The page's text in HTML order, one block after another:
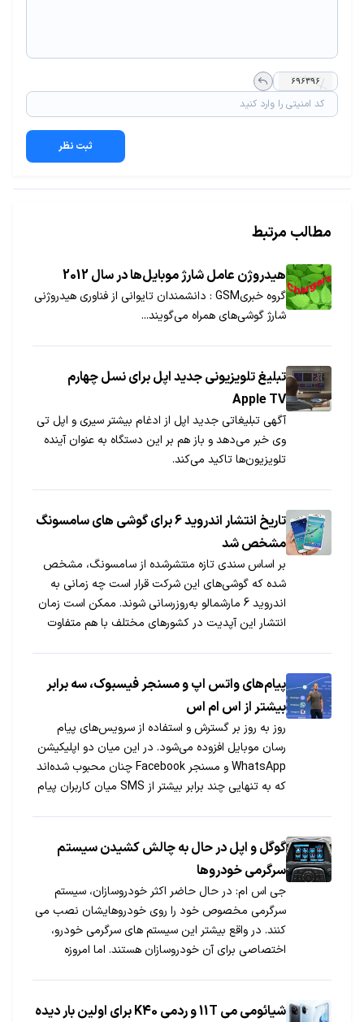
ثبت نظر
مطالب مرتبط
هیدروژن عامل شارژ موبا‌یل‌ها در سال 2012
گروه خبری‌GSM : دانشمندان تایوانی از فناوری هیدروژنی
شارژ گوشی‌های همراه می‌گویند...
تبلیغ تلویزیونی جدید اپل برای نسل چهارم
Apple TV
آگهی تبلیغاتی جدید اپل از ادغام بیشتر سیری و اپل تی
وی خبر می‌دهد و باز هم بر این دستگاه به عنوان آینده
تلویزیون‌ها تاکید می‌کند.
تاریخ انتشار اندروید 6 برای ‌گوشی های سامسونگ
مشخص شد
بر اساس سندی تازه منتشرشده از سامسونگ، مشخص
شده که گوشی‌های این شرکت قرار است چه زمانی به
اندروید 6 مارشمالو به‌روزرسانی شوند. ممکن است زمان
انتشار این آپدیت در کشورهای مختلف با هم متفاوت
پیام‌های ‌واتس اپ و مسنجر فیسبوک، سه برابر
بیشتر از اس ام اس
روز به روز بر گسترش و استفاده از سرویس‌های پیام
رسان موبایل افزوده می‌شود. در این میان دو اپلیکیشن
WhatsApp و مسنجر Facebook چنان محبوب شده‌اند
که به تنهایی چند برابر بیشتر از SMS میان کاربران پیام
گوگل و اپل در حال به چالش کشیدن سیستم
سرگرمی خودروها
جی اس ام: در حال حاضر اکثر خودروسازان، سیستم
سرگرمی مخصوص خود را روی خودروهایشان نصب می
کنند. در واقع بیشتر این سیستم های سرگرمی خودرو،
اختصاصی برای آن خودروسازان هستند. اما امروزه
شیائومی می 11T و ردمی K40 برای اولین بار دیده